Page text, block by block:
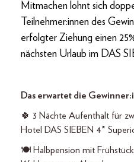
Mitmachen lohnt sich
Teilnehmer:innen des
erfolgter Ziehung einen
nächsten Urlaub im DAS
Das erwartet die
🍀 3 Nächte Aufenthalt für
Hotel DAS SIEBEN 4*
🍽️ Halbpension mit